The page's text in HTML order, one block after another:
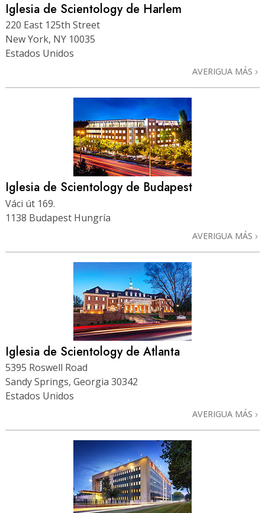
Iglesia de Scientology de Harlem
220 East 125th Street
New York, NY 10035
Estados Unidos
AVERIGUA MÁS
Iglesia de Scientology de Budapest
Váci út 169.
1138 Budapest Hungría
AVERIGUA MÁS
Iglesia de Scientology de Atlanta
5395 Roswell Road
Sandy Springs, Georgia 30342
Estados Unidos
AVERIGUA MÁS